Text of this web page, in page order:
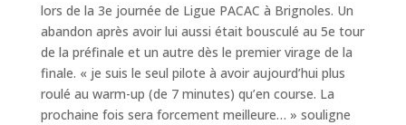
lors de la 3e journée de Ligue PACAC à Brignoles. Un
abandon après avoir lui aussi était bousculé au 5e tour
de la préfinale et un autre dès le premier virage de la
finale. « je suis le seul pilote à avoir aujourd’hui plus
roulé au warm-up (de 7 minutes) qu’en course. La
prochaine fois sera forcement meilleure… » souligne